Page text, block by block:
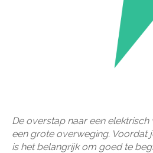
De overstap naar een elektrisch
een grote overweging. Voordat
is het belangrijk om goed te